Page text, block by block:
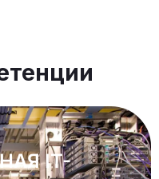
IT-